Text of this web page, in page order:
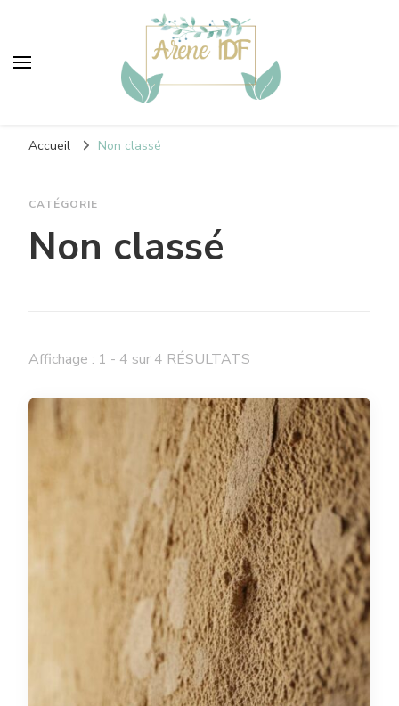
Accueil Non classé
CATÉGORIE
Non classé
Affichage : 1 - 4 sur 4 RÉSULTATS